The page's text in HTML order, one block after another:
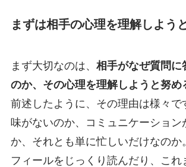
まずは相手の心理を理解しよう
まず大切なのは、 相手がなぜ質問に
のか、その心理を理解しようと努め
前述したように、その理由は様々で
味がないのか、コミュニケーション
か、それとも単に忙しいだけなのか
フィールをじっくり読んだり、これ